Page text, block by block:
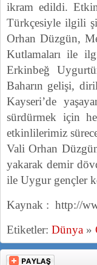
ikram edildi.
Türkçesiyle ilgili
Orhan Düzgün,
Kutlamaları ile
Erkinbeğ
Baharın gelişi,
Kayseri’de
sürdürmek için
etkinlilerimiz
Vali Orhan
yakarak demir
ile Uygur gençler
Kaynak : http://
Etiketler: Dünya »